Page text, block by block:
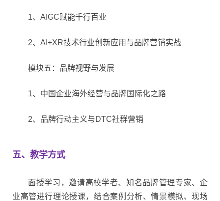
1、AIGC赋能千行百业
2、AI+XR技术行业创新应用与品牌营销实战
模块五：品牌视野与发展
1、中国企业海外经营与品牌国际化之路
2、品牌行动主义与DTC社群营销
五、教学方式
面授学习，邀请高校学者、知名品牌管理专家、企
业高管进行理论授课，结合案例分析、情景模拟、现场